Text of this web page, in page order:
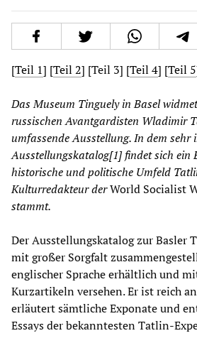
[Teil 1] [Teil 2] [Teil 3] [Teil 4] [Teil 5
Das Museum Tinguely in Basel
russischen Avantgardisten Wladimir
umfassende Ausstellung. In dem sehr
Ausstellungskatalog[1] findet sich ein
historische und politische Umfeld
Kulturredakteur derWorld Socialist
stammt.
Der Ausstellungskatalog zur Basler
mit großer Sorgfalt
englischer Sprache erhältlich und
Kurzartikeln versehen. Er ist reich
erläutert sämtliche Exponate und
Essays der bekanntesten Tatlin-